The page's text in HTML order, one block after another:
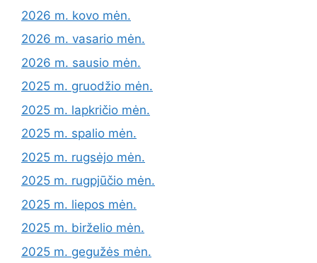
2026 m. kovo mėn.
2026 m. vasario mėn.
2026 m. sausio mėn.
2025 m. gruodžio mėn.
2025 m. lapkričio mėn.
2025 m. spalio mėn.
2025 m. rugsėjo mėn.
2025 m. rugpjūčio mėn.
2025 m. liepos mėn.
2025 m. birželio mėn.
2025 m. gegužės mėn.